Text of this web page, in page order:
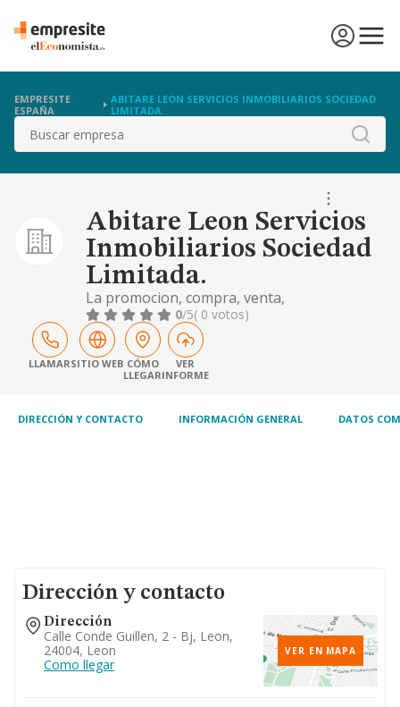
EMPRESITE
ESPAÑA
ABITARE LEON SERVICIOS INMOBILIARIOS SOCIEDAD
LIMITADA.
Buscar
Abitare Leon Servicios
Inmobiliarios Sociedad
Limitada.
La promocion, compra, venta,
intermediacion, proyeccion, construccion,
reparacion, restauracion, compra, venta y
arrendamiento no financiero de toda clase
de edificaciones e inmuebles, ya sea
viviendas locales o naves in
0/5( 0 votos)
LLAMARSITIO WEB CÓMO
LLEGAR
VER
INFORME
DIRECCIÓN Y CONTACTO INFORMACIÓN GENERAL DATOS
Dirección y contacto
Dirección
Calle Conde Guillen, 2 - Bj, Leon,
24004, Leon
Como llegar
VER EN MAPA